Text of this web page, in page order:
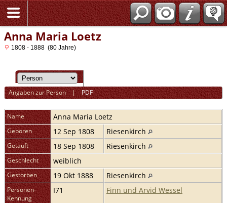
Anna Maria Loetz
1808 - 1888 (80 Jahre)
Angaben zur Person|PDF
Name Anna Maria Loetz
Geboren 12 Sep 1808 Riesenkirch
Getauft 18 Sep 1808 Riesenkirch
Geschlecht weiblich
Gestorben 19 Okt 1888 Riesenkirch
Personen-
Kennung
I71 Finn und Arvid Wessel